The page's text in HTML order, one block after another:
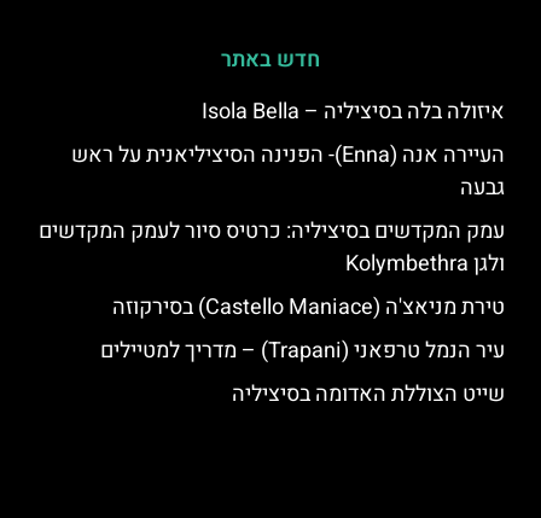
חדש באתר
איזולה בלה בסיציליה – Isola Bella
העיירה אנה (Enna)- הפנינה הסיציליאנית על ראש
גבעה
עמק המקדשים בסיציליה: כרטיס סיור לעמק המקדשים
ולגן Kolymbethra
טירת מניאצ'ה (Castello Maniace) בסירקוזה
עיר הנמל טרפאני (Trapani) – מדריך למטיילים
שייט הצוללת האדומה בסיציליה